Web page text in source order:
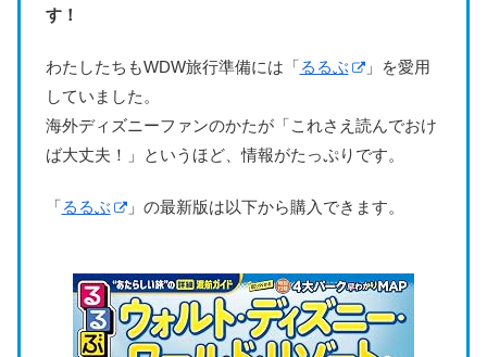
す！
わたしたちもWDW旅行準備には「るるぶ
」を愛用
していました。
海外ディズニーファンのかたが「これさえ読んでおけ
ば大丈夫！」というほど、情報がたっぷりです。
「るるぶ 」の最新版は以下から購入できます。